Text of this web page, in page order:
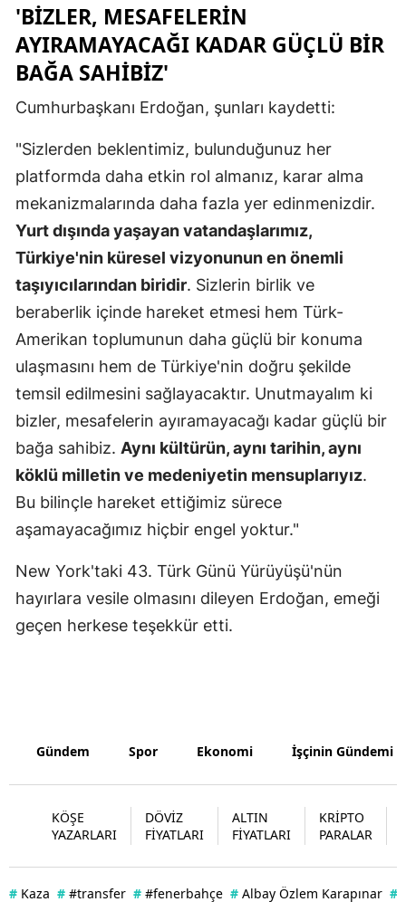
Rize
Sinop
Tekirdağ
Tokat
Trabzon
Şanlıurfa
Uşak
Zonguldak
Aksaray
Batman
Şırnak
Bartın
Ardahan
'BIZLER, MESAFELERIN
AYIRAMAYACAĞI KADAR GÜÇLÜ BIR
BAĞA SAHIBIZ'
Cumhurbaşkanı Erdoğan, şunları kaydetti:
"Sizlerden beklentimiz, bulunduğunuz her
platformda daha etkin rol almanız, karar alma
mekanizmalarında daha fazla yer edinmenizdir.
Yurt dışında yaşayan vatandaşlarımız,
Türkiye'nin küresel vizyonunun en önemli
taşıyıcılarından biridir. Sizlerin birlik ve
beraberlik içinde hareket etmesi hem Türk-
Amerikan toplumunun daha güçlü bir konuma
ulaşmasını hem de Türkiye'nin doğru şekilde
temsil edilmesini sağlayacaktır. Unutmayalım ki
bizler, mesafelerin ayıramayacağı kadar güçlü bir
bağa sahibiz. Aynı kültürün, aynı tarihin, aynı
köklü milletin ve medeniyetin mensuplarıyız.
Bu bilinçle hareket ettiğimiz sürece
aşamayacağımız hiçbir engel yoktur."
New York'taki 43. Türk Günü Yürüyüşü'nün
hayırlara vesile olmasını dileyen Erdoğan, emeği
geçen herkese teşekkür etti.
Gündem Spor Ekonomi İşçinin Gündemi
KÖŞE
YAZARLARI
DÖVİZ
FİYATLARI
ALTIN
FİYATLARI
KRİPTO
PARALAR
# Kaza # #transfer # #fenerbahçe # Albay Özlem Karapınar #